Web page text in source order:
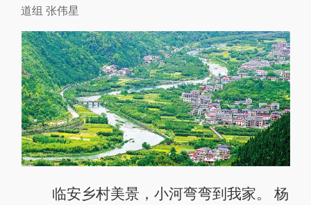
道组 张伟星
临安乡村美景，小河弯弯到我家。 杨